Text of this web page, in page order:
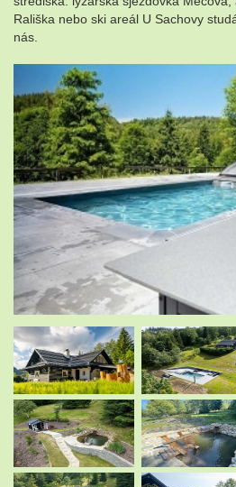
Rališka nebo ski areál U Sachovy
nás.